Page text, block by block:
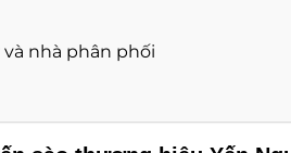
nhà phân phối